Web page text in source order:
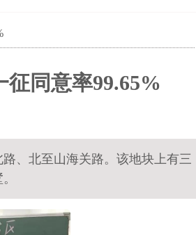
同意率99.65%
、北至山海关路。该地块上有三